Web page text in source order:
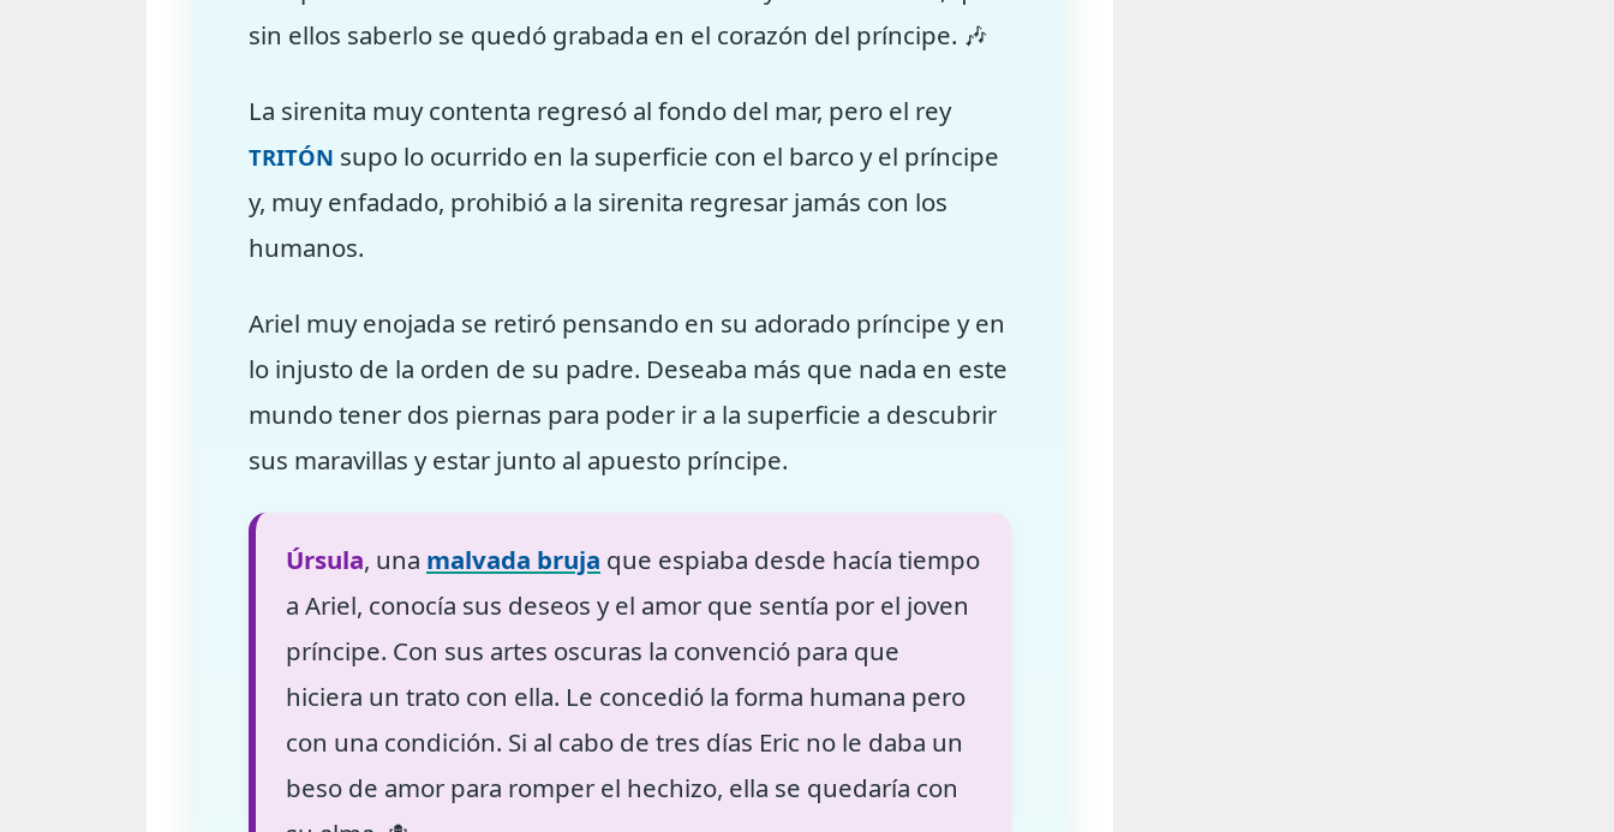
sin ellos saberlo se quedó grabada en el corazón del príncipe. 🎶
La sirenita muy contenta regresó al fondo del mar, pero el rey
TRITÓN supo lo ocurrido en la superficie con el barco y el príncipe
y, muy enfadado, prohibió a la sirenita regresar jamás con los
humanos.
Ariel muy enojada se retiró pensando en su adorado príncipe y en
lo injusto de la orden de su padre. Deseaba más que nada en este
mundo tener dos piernas para poder ir a la superficie a descubrir
sus maravillas y estar junto al apuesto príncipe.
Úrsula, una malvada bruja que espiaba desde hacía tiempo
a Ariel, conocía sus deseos y el amor que sentía por el joven
príncipe. Con sus artes oscuras la convenció para que
hiciera un trato con ella. Le concedió la forma humana pero
con una condición. Si al cabo de tres días Eric no le daba un
beso de amor para romper el hechizo, ella se quedaría con